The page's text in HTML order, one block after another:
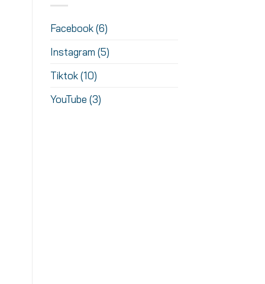
Facebook(6)
Instagram (5)
Tiktok(10)
YouTube (3)